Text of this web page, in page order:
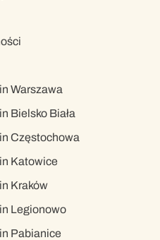
Warszawa
Bielsko Biała
Częstochowa
Katowice
Kraków
Legionowo
Pabianice